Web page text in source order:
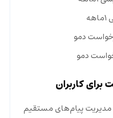
دمو
دمو
کاربران
مدیریت پیام‌های مستقیم